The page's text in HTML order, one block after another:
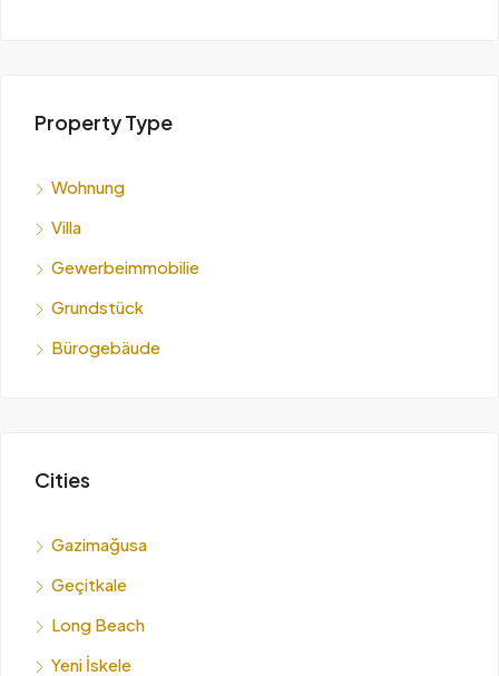
Property Type
Wohnung
Villa
Gewerbeimmobilie
Grundstück
Bürogebäude
Cities
Gazimağusa
Geçitkale
Long Beach
Yeni İskele